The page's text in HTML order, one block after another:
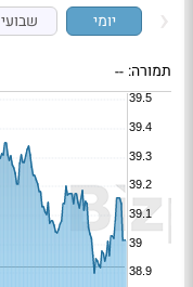
יומי שבועי
תמורה: --